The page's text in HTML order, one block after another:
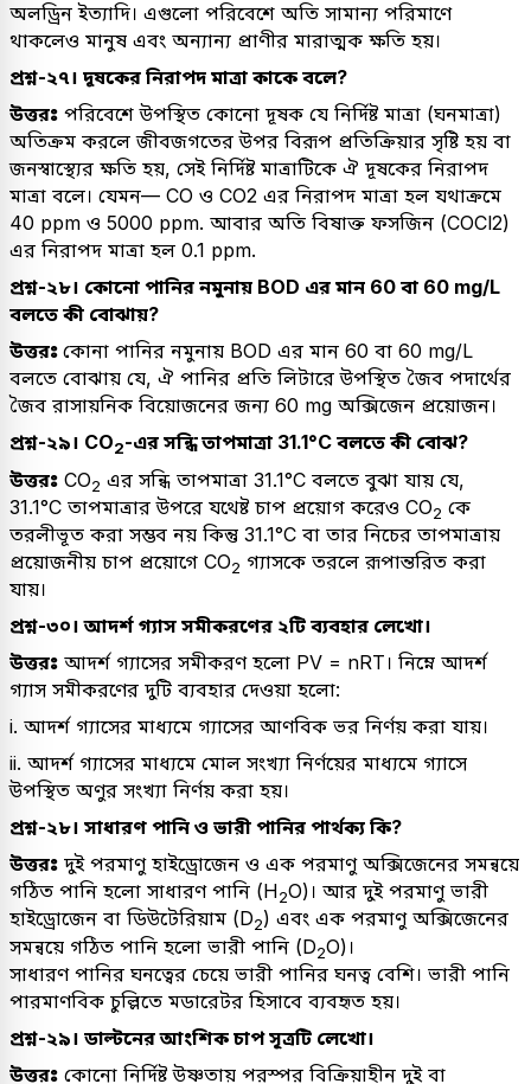
অলড্রিন ইত্যাদি। এগুলো পরিবেশে অতি সামান্য পরিমাণে
থাকলেও মানুষ এবং অন্যান্য প্রাণীর মারাত্মক ক্ষতি হয়।
প্রশ্ন-২৭। দূষকের নিরাপদ মাত্রা কাকে বলে?
উত্তরঃ পরিবেশে উপস্থিত কোনো দূষক যে নির্দিষ্ট মাত্রা (ঘনমাত্রা)
অতিক্রম করলে জীবজগতের উপর বিরূপ প্রতিক্রিয়ার সৃষ্টি হয় বা
জনস্বাস্থ্যের ক্ষতি হয়, সেই নির্দিষ্ট মাত্রাটিকে ঐ দূষকের নিরাপদ
মাত্রা বলে। যেমন— CO ও CO2 এর নিরাপদ মাত্রা হল যথাক্রমে
40 ppm ও 5000 ppm. আবার অতি বিষাক্ত ফসজিন (COCl2)
এর নিরাপদ মাত্রা হল 0.1 ppm.
প্রশ্ন-২৮। কোনো পানির নমুনায় BOD এর মান 60 বা 60 mg/L
বলতে কী বোঝায়?
উত্তরঃ কোনা পানির নমুনায় BOD এর মান 60 বা 60 mg/L
বলতে বোঝায় যে, ঐ পানির প্রতি লিটারে উপস্থিত জৈব পদার্থের
জৈব রাসায়নিক বিয়োজনের জন্য 60 mg অক্সিজেন প্রয়োজন।
প্রশ্ন-২৯। CO2-এর সন্ধি তাপমাত্রা 31.1°C বলতে কী বোঝ?
উত্তরঃ CO2 এর সন্ধি তাপমাত্রা 31.1°C বলতে বুঝা যায় যে,
31.1°C তাপমাত্রার উপরে যথেষ্ট চাপ প্রয়োগ করেও CO2 কে
তরলীভূত করা সম্ভব নয় কিন্তু 31.1°C বা তার নিচের তাপমাত্রায়
প্রয়োজনীয় চাপ প্রয়োগে CO2 গ্যাসকে তরলে রূপান্তরিত করা
যায়।
প্রশ্ন-৩০। আদর্শ গ্যাস সমীকরণের ২টি ব্যবহার লেখো।
উত্তরঃ আদর্শ গ্যাসের সমীকরণ হলো PV = nRT। নিম্নে আদর্শ
গ্যাস সমীকরণের দুটি ব্যবহার দেওয়া হলো:
i. আদর্শ গ্যাসের মাধ্যমে গ্যাসের আণবিক ভর নির্ণয় করা যায়।
ii. আদর্শ গ্যাসের মাধ্যমে মোল সংখ্যা নির্ণয়ের মাধ্যমে গ্যাসে
উপস্থিত অণুর সংখ্যা নির্ণয় করা হয়।
প্রশ্ন-২৮। সাধারণ পানি ও ভারী পানির পার্থক্য কি?
উত্তরঃ দুই পরমাণু হাইড্রোজেন ও এক পরমাণু অক্সিজেনের সমন্বয়ে
গঠিত পানি হলো সাধারণ পানি (H2O)। আর দুই পরমাণু ভারী
হাইড্রোজেন বা ডিউটেরিয়াম (D2) এবং এক পরমাণু অক্সিজেনের
সমন্বয়ে গঠিত পানি হলো ভারী পানি (D2O)।
সাধারণ পানির ঘনত্বের চেয়ে ভারী পানির ঘনত্ব বেশি। ভারী পানি
পারমাণবিক চুল্লিতে মডারেটর হিসাবে ব্যবহৃত হয়।
প্রশ্ন-২৯। ডাল্টনের আংশিক চাপ সূত্রটি লেখো।
উত্তরঃ কোনো নির্দিষ্ট উষ্ণতায় পরস্পর বিক্রিয়াহীন দুই বা